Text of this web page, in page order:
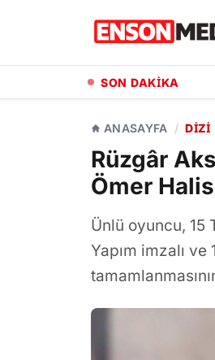
SON DAKİKA
ANASAYFA / DIZI
Rüzgâr
Ömer
Ünlü oyuncu, 15
Yapım imzalı